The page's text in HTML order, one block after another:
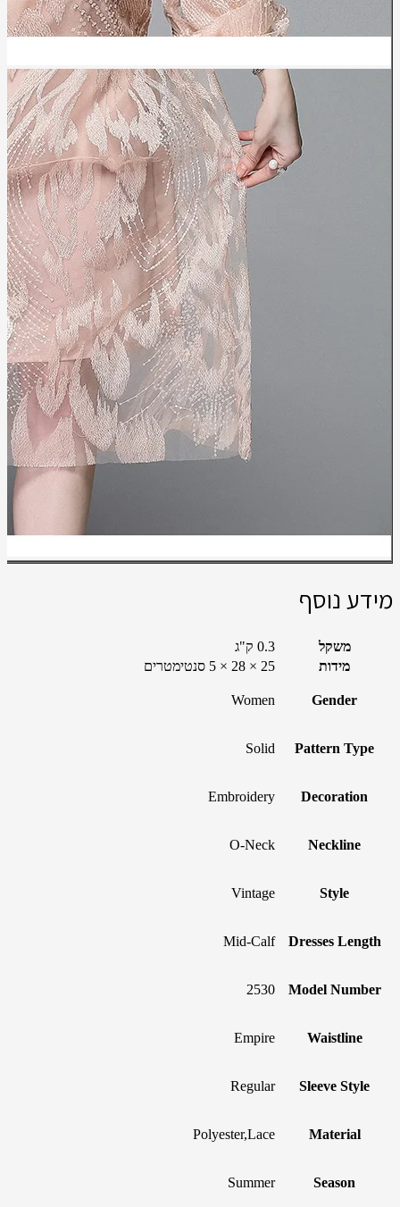
מידע נוסף
משקל
0.3 ק"ג
מידות
25 × 28 × 5 סנטימטרים
Gender
Women
Pattern Type
Solid
Decoration
Embroidery
Neckline
O-Neck
Style
Vintage
Dresses Length
Mid-Calf
Model Number
2530
Waistline
Empire
Sleeve Style
Regular
Material
Polyester,Lace
Season
Summer